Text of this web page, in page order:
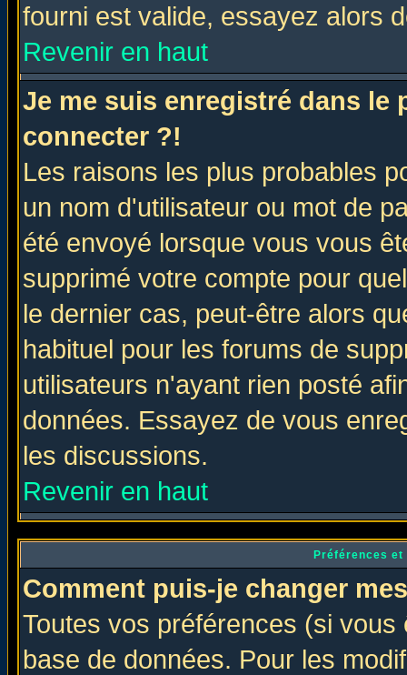
fourni est valide, essayez alors
Revenir en haut
Je me suis enregistré dans le
connecter ?!
Les raisons les plus probables
un nom d'utilisateur ou mot de
été envoyé lorsque vous vous
supprimé votre compte pour
le dernier cas, peut-être alors
habituel pour les forums de
utilisateurs n'ayant rien posté
données. Essayez de vous
les discussions.
Revenir en haut
Préférences
Comment puis-je changer
Toutes vos préférences (si
base de données. Pour les